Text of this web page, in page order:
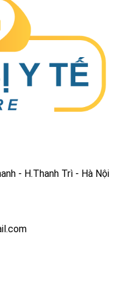
- H.Thanh Trì - Hà Nội